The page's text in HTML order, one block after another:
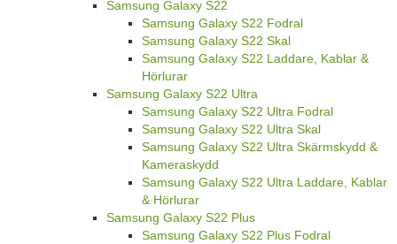
Samsung Galaxy S22
Samsung Galaxy S22 Fodral
Samsung Galaxy S22 Skal
Samsung Galaxy S22 Laddare, Kablar &
Hörlurar
Samsung Galaxy S22 Ultra
Samsung Galaxy S22 Ultra Fodral
Samsung Galaxy S22 Ultra Skal
Samsung Galaxy S22 Ultra Skärmskydd &
Kameraskydd
Samsung Galaxy S22 Ultra Laddare, Kablar
& Hörlurar
Samsung Galaxy S22 Plus
Samsung Galaxy S22 Plus Fodral